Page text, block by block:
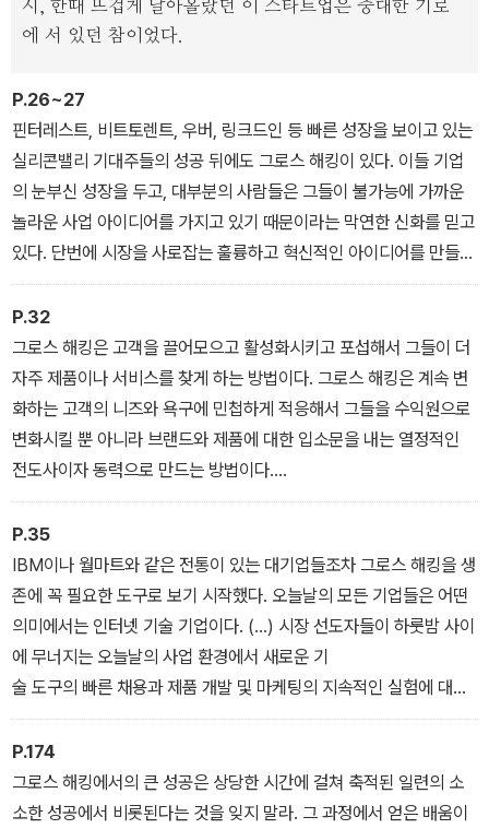
그로스 해킹을 활용하는 기업들은 이제 스타트업만이 아니다. 페이스
하여 세계 최고의 기업들이 도입하고 있다. 비효율적인 마케팅 방법
에서 항상 반복가능하고, 비용 효율적이고, 데이터 중심적인 결과로
대체하고 싶은 모든 마케터, 기업가, 혁신가, 관리자들에게 도움이 된
다.
시, 한때 뜨겁게 달아올랐던 이 스타트업은 중대한 기로
에 서 있던 참이었다.
P.26~27
핀터레스트, 비트토렌트, 우버, 링크드인 등 빠른 성장을 보이고 있는
실리콘밸리 기대주들의 성공 뒤에도 그로스 해킹이 있다. 이들 기업
의 눈부신 성장을 두고, 대부분의 사람들은 그들이 불가능에 가까운
놀라운 사업 아이디어를 가지고 있기 때문이라는 막연한 신화를 믿고
있다. 단번에 시장을 사로잡는 훌륭하고 혁신적인 아이디어를 만들어
냈다고 생각하는 것이다. 사실은 그와 정반대다.
P.32
그로스 해킹은 고객을 끌어모으고 활성화시키고 포섭해서 그들이 더
자주 제품이나 서비스를 찾게 하는 방법이다. 그로스 해킹은 계속 변
화하는 고객의 니즈와 욕구에 민첩하게 적응해서 그들을 수익원으로
변화시킬 뿐 아니라 브랜드와 제품에 대한 입소문을 내는 열정적인
전도사이자 동력으로 만드는 방법이다.
그로스 해킹 팀의 핵심 과제는 제품과 기능, 사용자에 대한 메시지 전
달은 물론이고 고객을 유치하고 유지하며 수익을 창출하는 방법에 까
지 다양한 수정을 가하는, 끊임없는 실험에 고도로 집중함으로써 성
장 잠재력의 마지막 한 방울까지 찾아내는 것이다.
P.35
IBM이나 월마트와 같은 전통이 있는 대기업들조차 그로스 해킹을 생
존에 꼭 필요한 도구로 보기 시작했다. 오늘날의 모든 기업들은 어떤
의미에서는 인터넷 기술 기업이다. (...) 시장 선도자들이 하룻밤 사이
에 무너지는 오늘날의 사업 환경에서 새로운 기
술 도구의 빠른 채용과 제품 개발 및 마케팅의 지속적인 실험에 대한
필요는 디지털 제품의 영역을 넘어 모든 유형의 비즈니스로 급속히
확산되고 있다. 이 과정은 사물 인터넷Internet of Things의 출현으
로 더 많은 제품이 웹이나 여타 제품과의 연결을 통해서 ‘스마트’해지
면서 가속될 것이다.
P.174
그로스 해킹에서의 큰 성공은 상당한 시간에 걸쳐 축적된 일련의 소
소한 성공에서 비롯된다는 것을 잊지 말라. 그 과정에서 얻은 배움이